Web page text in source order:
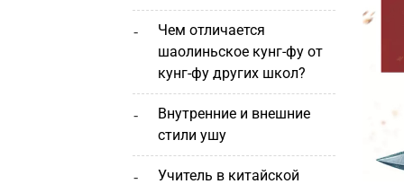
чем отличается
шаолиньское кунг-фу от
кунг-фу других школ?
внутренние и внешние
стили ушу
учитель в китайской